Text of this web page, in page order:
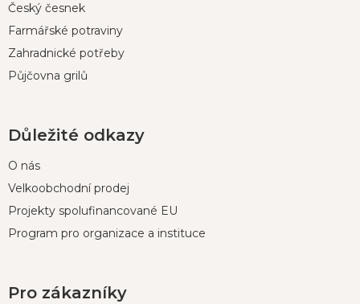
Český česnek
Farmářské potraviny
Zahradnické potřeby
Půjčovna grilů
Důležité odkazy
O nás
Velkoobchodní prodej
Projekty spolufinancované EU
Program pro organizace a instituce
Pro zákazníky